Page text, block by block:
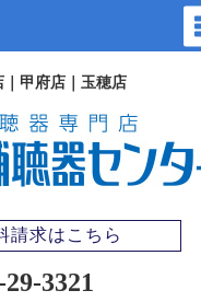
甲府店｜玉穂店
請求はこちら
29-3321